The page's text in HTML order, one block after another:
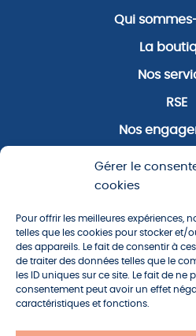
Gérer le
cookies
Pour offrir les meilleures expériences,
telles que les cookies pour stocker et/
des appareils. Le fait de consentir à
de traiter des données telles que le
les ID uniques sur ce site. Le fait de ne
consentement peut avoir un effet
caractéristiques et fonctions.
Qui
La
Nos
RSE
Nos
Notre
À
Plan du
Mentions